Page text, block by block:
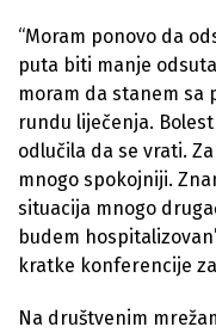
“Moram ponovo da
puta biti manje
moram da stanem sa
rundu liječenja.
odlučila da se vrati.
mnogo spokojniji.
situacija mnogo
budem
kratke konferencije
Na društvenim